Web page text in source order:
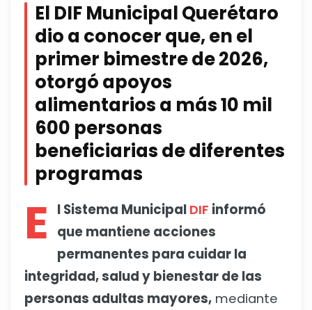
El DIF Municipal Querétaro
dio a conocer que, en el
primer bimestre de 2026,
otorgó apoyos
alimentarios a más 10 mil
600 personas
beneficiarias de diferentes
programas
E l Sistema Municipal DIF informó
que mantiene acciones
permanentes para cuidar la
integridad, salud y bienestar de las
personas adultas mayores, mediante